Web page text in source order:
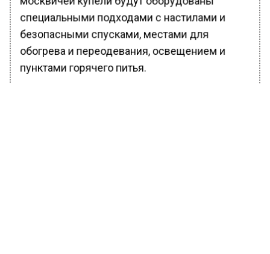
специальными подходами с настилами и
безопасными спусками, местами для
обогрева и переодевания, освещением и
пунктами горячего питья.